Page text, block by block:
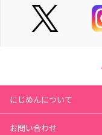
にじめんについて
お問い合わせ